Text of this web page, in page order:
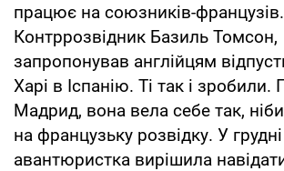
працює на союзників-французів.
Контррозвідник Базиль Томсон,
запропонував англійцям
Харі в Іспанію. Ті так і
Мадрид, вона вела себе так,
на французьку розвідку. У грудні
авантюристка вирішила